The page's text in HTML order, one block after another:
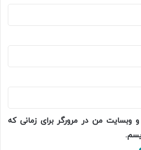
و وبسایت من در مرورگر برای زمانی که